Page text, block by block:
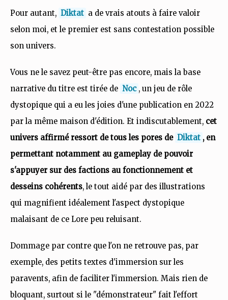
Pour autant, Diktat a de vrais atouts à faire valoir
selon moi, et le premier est sans contestation possible
son univers.
Vous ne le savez peut-être pas encore, mais la base
narrative du titre est tirée de Noc , un jeu de rôle
dystopique qui a eu les joies d'une publication en 2022
par la même maison d'édition. Et indiscutablement, cet
univers affirmé ressort de tous les pores de Diktat , en
permettant notamment au gameplay de pouvoir
s'appuyer sur des factions au fonctionnement et
desseins cohérents, le tout aidé par des illustrations
qui magnifient idéalement l'aspect dystopique
malaisant de ce Lore peu reluisant.
Dommage par contre que l'on ne retrouve pas, par
exemple, des petits textes d'immersion sur les
paravents, afin de faciliter l'immersion. Mais rien de
bloquant, surtout si le "démonstrateur" fait l'effort